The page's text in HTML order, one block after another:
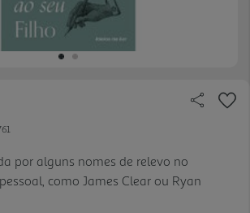
por alguns nomes de relevo no
como James Clear ou Ryan